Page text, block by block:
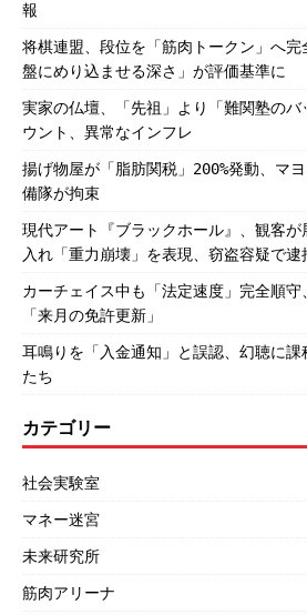
報
将棋連盟、段位を「筋肉トークン」へ
盤にめり込ませる深さ」が評価基準に
実家の仏壇、「先祖」より「難関塾の
ウント、異常なインフレ
揚げ物屋が「脂肪関税」200%発動、マ
備隊が拘束
現代アート『ブラックホール』、観客が
入れ「重力崩壊」を表現、窃盗容疑で逮
カーチェイス中も「法定速度」完全順
「来月の免許更新」
耳鳴りを「入金通知」と誤認、幻聴に
たち
カテゴリー
社会実験室
マネー迷宮
未来研究所
筋肉アリーナ